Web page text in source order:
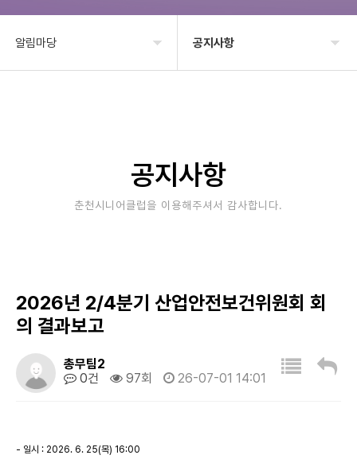
알림마당 공지사항
보도자료
사진&영상
공지사항
춘천시니어클럽을 이용해주셔서 감사합니다.
2026년 2/4분기 산업안전보건위원회 회
의 결과보고
총무팀2
0건
97회 26-07-01 14:01
- 일시 : 2026. 6. 25(목) 16:00